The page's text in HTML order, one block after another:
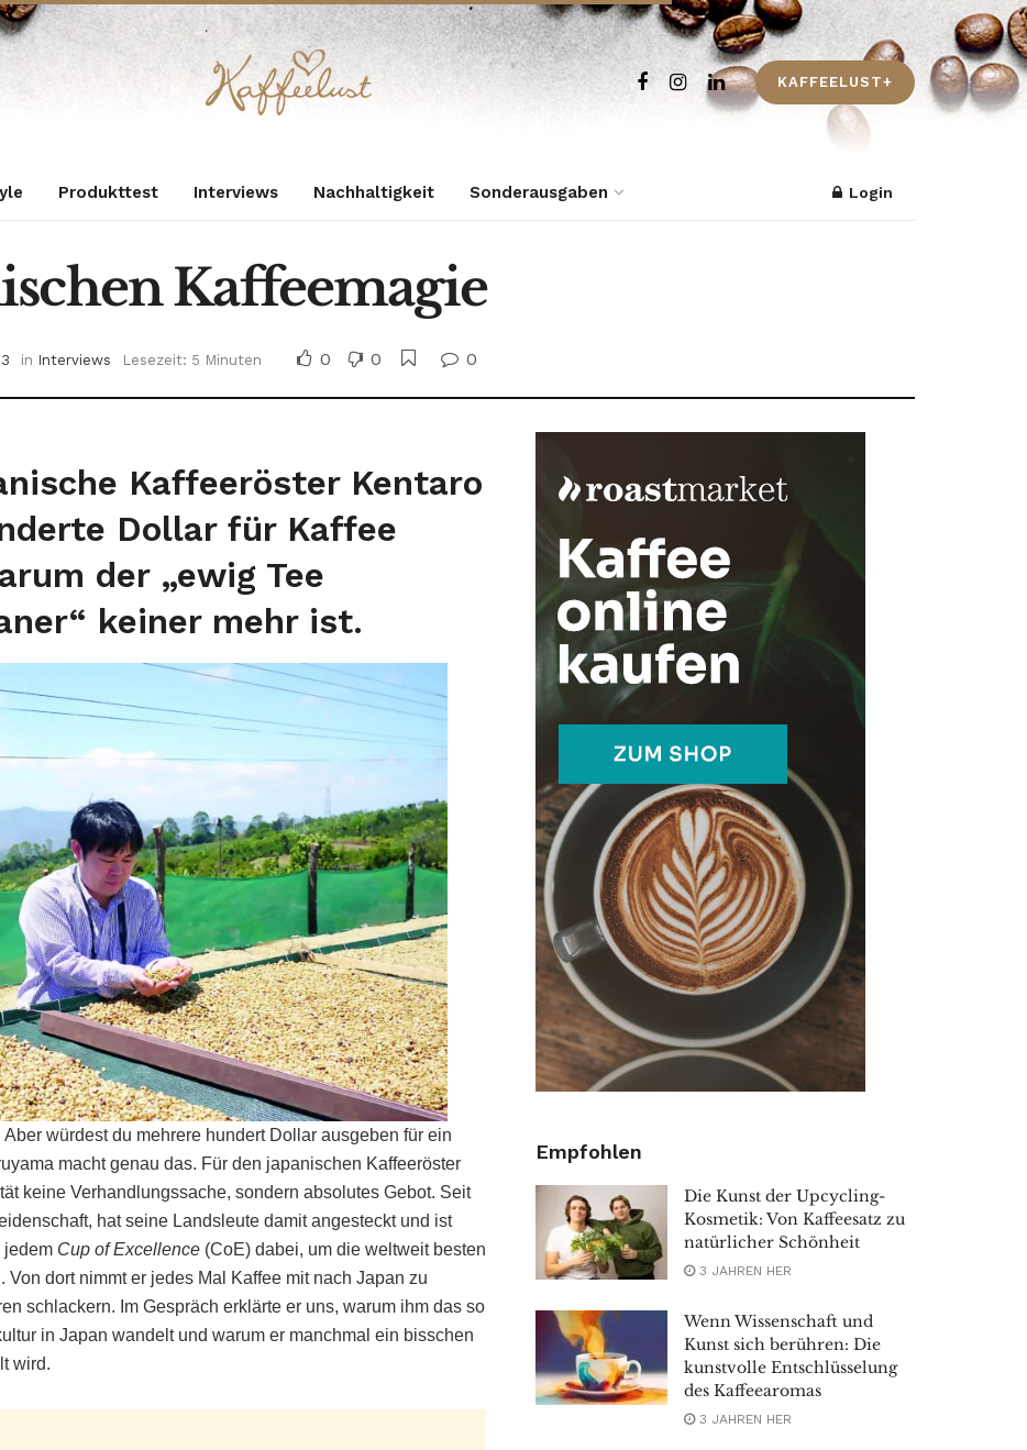
KAFFEELUST+
Produkttest Interviews Nachhaltigkeit Sonderausgaben Login
Kaffeemagie
in Interviews Lesezeit: 5 Minuten 0 0 0
Kaffeeröster Kentaro
Dollar für Kaffee
der „ewig Tee
keiner mehr ist.
würdest du mehrere hundert Dollar ausgeben für ein
macht genau das. Für den japanischen Kaffeeröster
keine Verhandlungssache, sondern absolutes Gebot. Seit
hat seine Landsleute damit angesteckt und ist
jedem Cup of Excellence (CoE) dabei, um die weltweit besten
Von dort nimmt er jedes Mal Kaffee mit nach Japan zu
schlackern. Im Gespräch erklärte er uns, warum ihm das so
in Japan wandelt und warum er manchmal ein bisschen
wird.
Empfohlen
Die Kunst der Upcycling-
Kosmetik: Von Kaffeesatz zu
natürlicher Schönheit
3 JAHREN HER
Wenn Wissenschaft und
Kunst sich berühren: Die
kunstvolle Entschlüsselung
des Kaffeearomas
3 JAHREN HER